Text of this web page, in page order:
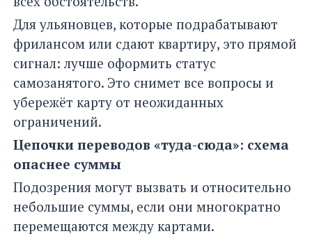
Для ульяновцев, которые подрабатывают
фрилансом или сдают квартиру, это прямой
сигнал: лучше оформить статус
самозанятого. Это снимет все вопросы и
убережёт карту от неожиданных
ограничений.
Цепочки переводов «туда-сюда»: схема
опаснее суммы
Подозрения могут вызвать и относительно
небольшие суммы, если они многократно
перемещаются между картами.